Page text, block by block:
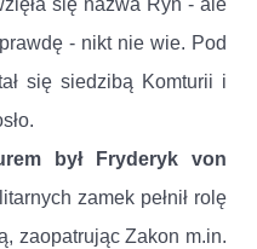
się nazwa Ryn - ale
- nikt nie wie. Pod
się siedzibą Komturii i
był Fryderyk von
zamek pełnił rolę
zaopatrując Zakon m.in.